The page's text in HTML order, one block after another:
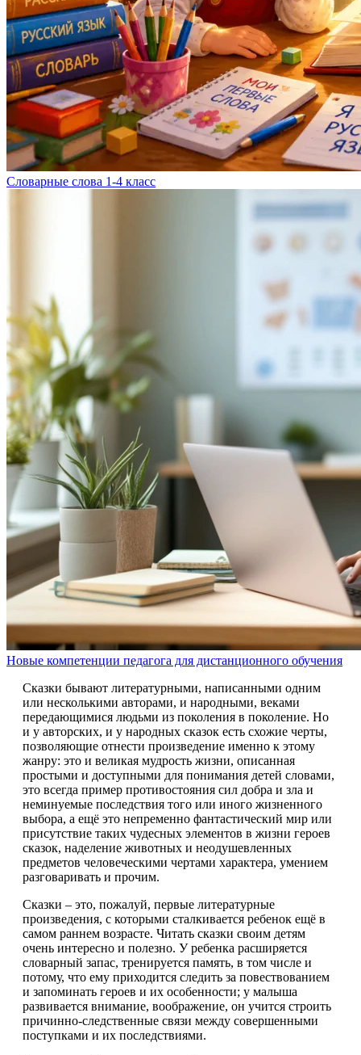
Словарные слова 1-4 класс
Новые компетенции педагога для дистанционного обучения
Сказки бывают литературными, написанными одним
или несколькими авторами, и народными, веками
передающимися людьми из поколения в поколение. Но
и у авторских, и у народных сказок есть схожие черты,
позволяющие отнести произведение именно к этому
жанру: это и великая мудрость жизни, описанная
простыми и доступными для понимания детей словами,
это всегда пример противостояния сил добра и зла и
неминуемые последствия того или иного жизненного
выбора, а ещё это непременно фантастический мир или
присутствие таких чудесных элементов в жизни героев
сказок, наделение животных и неодушевленных
предметов человеческими чертами характера, умением
разговаривать и прочим.
Сказки – это, пожалуй, первые литературные
произведения, с которыми сталкивается ребенок ещё в
самом раннем возрасте. Читать сказки своим детям
очень интересно и полезно. У ребенка расширяется
словарный запас, тренируется память, в том числе и
потому, что ему приходится следить за повествованием
и запоминать героев и их особенности; у малыша
развивается внимание, воображение, он учится строить
причинно-следственные связи между совершенными
поступками и их последствиями.